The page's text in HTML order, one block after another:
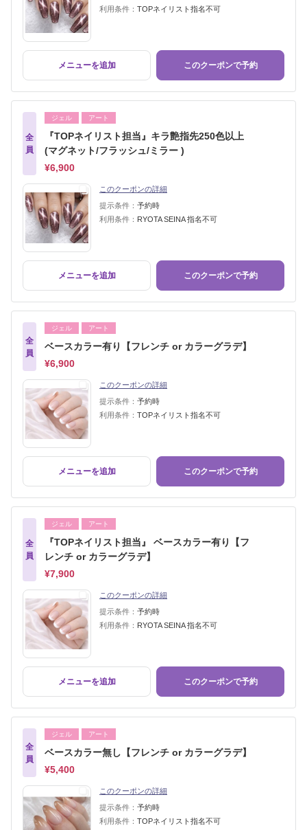
利用条件： TOPネイリスト指名不可
メニューを追加 このクーポンで予約
全
員
ジェル アート
『TOPネイリスト担当』キラ艶指先250色以上
(マグネット/フラッシュ/ミラー )
¥6,900
このクーポンの詳細
提示条件： 予約時
利用条件： RYOTA SEINA 指名不可
メニューを追加 このクーポンで予約
全
員
ジェル アート
ベースカラー有り【フレンチ or カラーグラデ】
¥6,900
このクーポンの詳細
提示条件： 予約時
利用条件： TOPネイリスト指名不可
メニューを追加 このクーポンで予約
全
員
ジェル アート
『TOPネイリスト担当』 ベースカラー有り【フ
レンチ or カラーグラデ】
¥7,900
このクーポンの詳細
提示条件： 予約時
利用条件： RYOTA SEINA 指名不可
メニューを追加 このクーポンで予約
全
員
ジェル アート
ベースカラー無し【フレンチ or カラーグラデ】
¥5,400
このクーポンの詳細
提示条件： 予約時
利用条件： TOPネイリスト指名不可